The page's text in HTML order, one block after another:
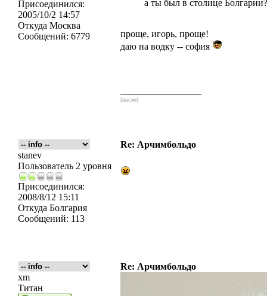
Присоединился:
2005/10/2 14:57
Откуда Москва
Сообщений: 6779
а ты был в столице Болгарии?
проще, игорь, проще!
даю на водку -- софия
[икс́эм]
Re: Арчимбольдо
stanev
Пользователь 2 уровня
Присоединился:
2008/8/12 15:11
Откуда Болгария
Сообщений: 113
Re: Арчимбольдо
xm
Титан